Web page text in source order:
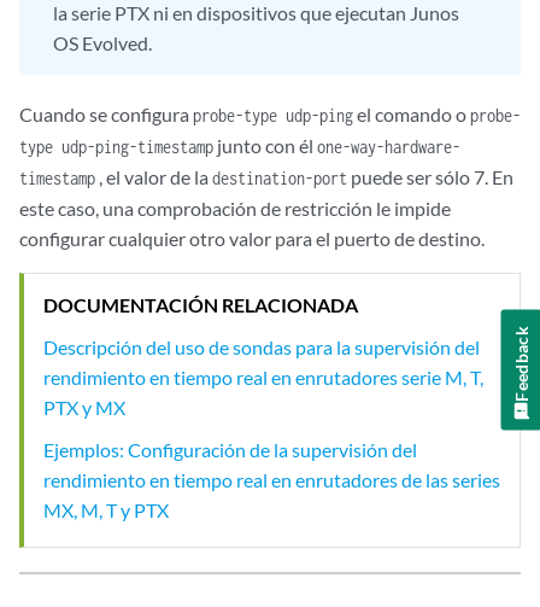
la serie PTX ni en dispositivos que ejecutan Junos
OS Evolved.
Cuando se configura probe-type udp-pingel comando oprobe-
type udp-ping-timestamp junto con él one-way-hardware-
timestamp , el valor de la destination-port puede ser sólo 7. En
este caso, una comprobación de restricción le impide
configurar cualquier otro valor para el puerto de destino.
DOCUMENTACIÓN RELACIONADA
Descripción del uso de sondas para la supervisión del
rendimiento en tiempo real en enrutadores serie M, T,
PTX y MX
Ejemplos: Configuración de la supervisión del
rendimiento en tiempo real en enrutadores de las series
MX, M, T y PTX
Feedback